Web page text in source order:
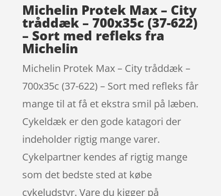
Michelin Protek Max – City
tråddæk – 700x35c (37-622)
– Sort med refleks fra
Michelin
Michelin Protek Max – City tråddæk –
700x35c (37-622) – Sort med refleks får
mange til at få et ekstra smil på læben.
Cykeldæk er den gode katagori der
indeholder rigtig mange varer.
Cykelpartner kendes af rigtig mange
som det bedste sted at købe
cykeludstyr. Vare du kigger på